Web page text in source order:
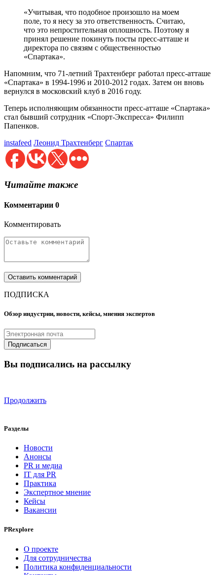
«Учитывая, что подобное произошло на моем
поле, то я несу за это ответственность. Считаю,
что это непростительная оплошность. Поэтому я
принял решение покинуть посты пресс-атташе и
директора по связям с общественностью
«Спартака».
Напомним, что 71-летний Трахтенберг работал пресс-атташе
«Спартака» в 1994-1996 и 2010-2012 годах. Затем он вновь
вернулся в московский клуб в 2016 году.
Теперь исполняющим обязанности пресс-атташе «Спартака»
стал бывший сотрудник «Спорт-Экспресса» Филипп
Папенков.
instafeed Леонид Трахтенберг Спартак
Читайте также
Комментарии 0
Комментировать
ПОДПИСКА
Обзор индустрии, новости, кейсы, мнения экспертов
Вы подписались на рассылку
Продолжить
Разделы
Новости
Анонсы
PR и медиа
IT для PR
Практика
Экспертное мнение
Кейсы
Вакансии
PRexplore
О проекте
Для сотрудничества
Политика конфиденциальности